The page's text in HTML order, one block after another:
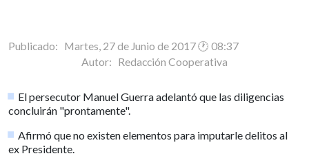
Publicado: Martes, 27 de Junio de 2017 🕐 08:37
Autor: Redacción Cooperativa
El persecutor Manuel Guerra adelantó que las diligencias
concluirán "prontamente".
Afirmó que no existen elementos para imputarle delitos al
ex Presidente.